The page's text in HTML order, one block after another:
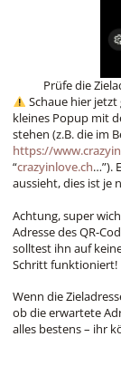
Prüfe die
Schaue hier
kleines Popup mit
stehen (z.B. die im
https://
“crazyinlove.ch…”).
aussieht, dies ist je
Achtung, super
Adresse des QR-
solltest ihn auf
Schritt funktioniert!
Wenn die
ob die erwartete
alles bestens – ihr